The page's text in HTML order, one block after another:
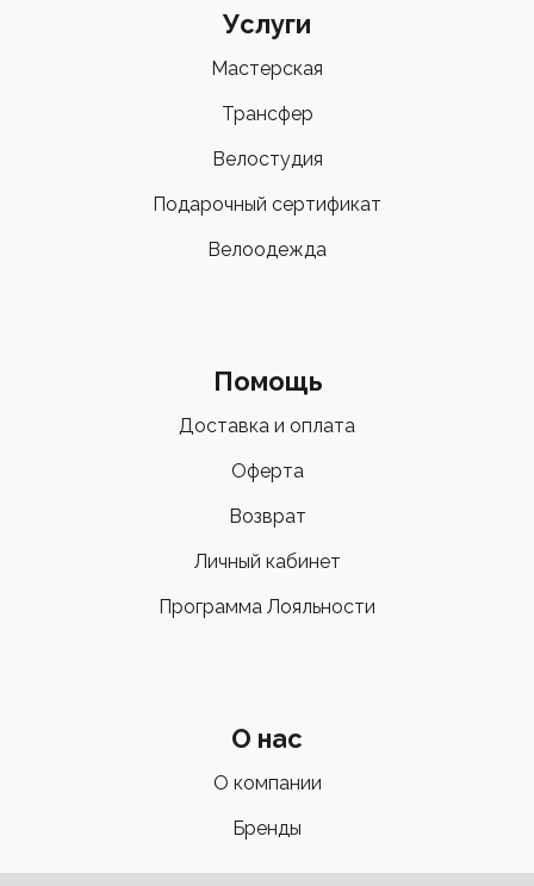
Услуги
Мастерская
Трансфер
Велостудия
Подарочный сертификат
Велоодежда
Помощь
Доставка и оплата
Оферта
Возврат
Личный кабинет
Программа Лояльности
О нас
О компании
Бренды